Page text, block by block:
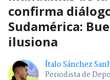
confirma
Sudamérica:
ilusiona
Ítalo Sánchez
Periodista de